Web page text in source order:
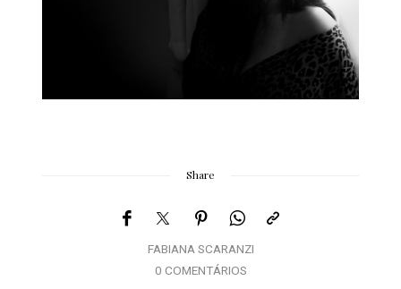
Share
FABIANA SCARANZI
0 COMENTÁRIOS